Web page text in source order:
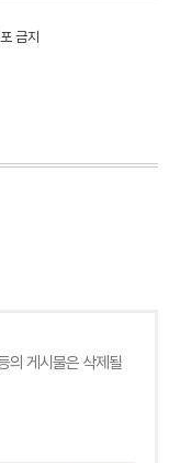
금지